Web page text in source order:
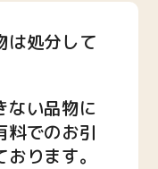
は処分して
ない品物に
料でのお引
ります。